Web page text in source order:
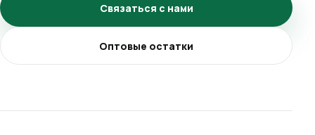
Связаться с нами
Оптовые остатки